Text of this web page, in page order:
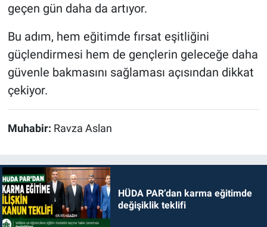
geçen gün daha da artıyor.
Bu adım, hem eğitimde fırsat eşitliğini
güçlendirmesi hem de gençlerin geleceğe daha
güvenle bakmasını sağlaması açısından dikkat
çekiyor.
Muhabir: Ravza Aslan
HÜDA PAR’dan karma eğitimde
değişiklik teklifi